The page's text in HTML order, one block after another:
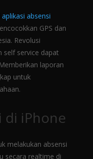
aplikasi absensi
GPS dan
Revolusi
self service dapat
laporan
untuk
di iPhone
melakukan absensi
secara realtime di